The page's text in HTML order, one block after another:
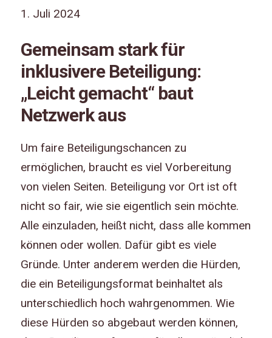
1. Juli 2024
Gemeinsam stark für
inklusivere Beteiligung:
„Leicht gemacht“ baut
Netzwerk aus
Um faire Beteiligungschancen zu
ermöglichen, braucht es viel Vorbereitung
von vielen Seiten. Beteiligung vor Ort ist oft
nicht so fair, wie sie eigentlich sein möchte.
Alle einzuladen, heißt nicht, dass alle kommen
können oder wollen. Dafür gibt es viele
Gründe. Unter anderem werden die Hürden,
die ein Beteiligungsformat beinhaltet als
unterschiedlich hoch wahrgenommen. Wie
diese Hürden so abgebaut werden können,